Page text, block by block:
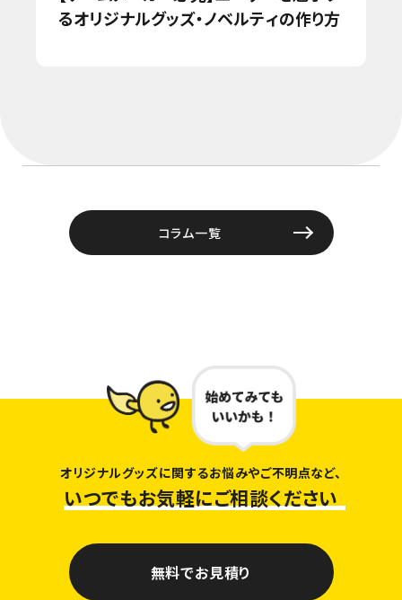
るオリジナルグッズ・ノベルティの作り方
コラム一覧
オリジナルグッズに関するお悩みやご不明点など、
いつでもお気軽にご相談ください
無料でお見積り